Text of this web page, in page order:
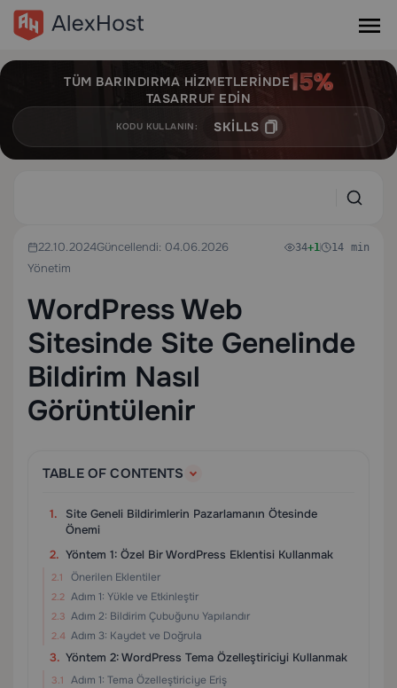
TÜM BARINDIRMA HIZMETLERINDE
TASARRUF EDIN
KODU KULLANIN: SKILLS
22.10.2024Güncellendi: 04.06.2026
Yönetim
34+1 14 min
WordPress Web
Sitesinde Site Genelinde
Bildirim Nasıl
Görüntülenir
TABLE OF CONTENTS
Site Geneli Bildirimlerin Pazarlamanın Ötesinde
Önemi
Yöntem 1: Özel Bir WordPress Eklentisi Kullanmak
Önerilen Eklentiler
Adım 1: Yükle ve Etkinleştir
Adım 2: Bildirim Çubuğunu Yapılandır
Adım 3: Kaydet ve Doğrula
Yöntem 2: WordPress Tema Özelleştiriciyi Kullanmak
Adım 1: Tema Özelleştiriciye Eriş